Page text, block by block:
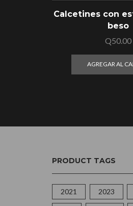
Calcetines con
beso
Q50.00
AGREGAR AL
PRODUCT TAGS
2021 2023